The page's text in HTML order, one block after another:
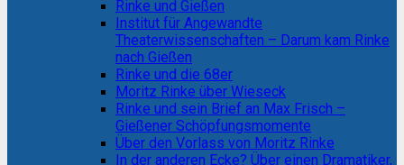
Rinke und Gießen
Institut für Angewandte
Theaterwissenschaften – Darum kam Rinke
nach Gießen
Rinke und die 68er
Moritz Rinke über Wieseck
Rinke und sein Brief an Max Frisch –
Gießener Schöpfungsmomente
Über den Vorlass von Moritz Rinke
In der anderen Ecke? Über einen Dramatiker,